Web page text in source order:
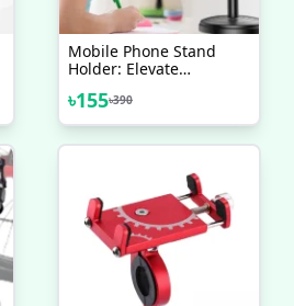
Mobile Phone Stand
Holder: Elevate
Adjustable And Quality
Best Quality
৳155৳390